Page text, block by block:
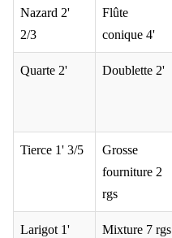
Nazard 2'
2/3
Flûte
conique 4'
Quarte 2' Doublette 2'
Tierce 1' 3/5
Grosse
fourniture 2
rgs
Larigot 1'
Mixture 7 rgs